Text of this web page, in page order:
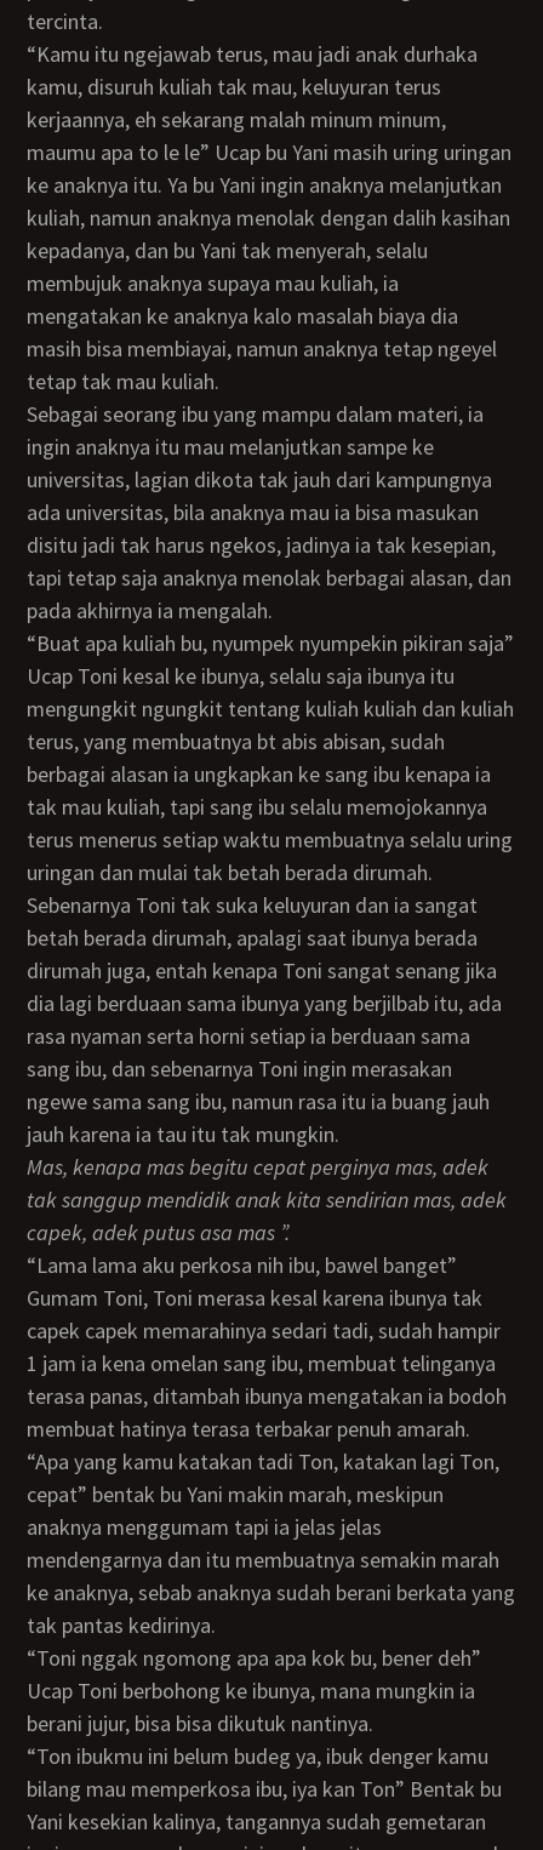
tercinta.
“Kamu itu ngejawab terus, mau jadi anak durhaka
kamu, disuruh kuliah tak mau, keluyuran terus
kerjaannya, eh sekarang malah minum minum,
maumu apa to le le” Ucap bu Yani masih uring uringan
ke anaknya itu. Ya bu Yani ingin anaknya melanjutkan
kuliah, namun anaknya menolak dengan dalih kasihan
kepadanya, dan bu Yani tak menyerah, selalu
membujuk anaknya supaya mau kuliah, ia
mengatakan ke anaknya kalo masalah biaya dia
masih bisa membiayai, namun anaknya tetap ngeyel
tetap tak mau kuliah.
Sebagai seorang ibu yang mampu dalam materi, ia
ingin anaknya itu mau melanjutkan sampe ke
universitas, lagian dikota tak jauh dari kampungnya
ada universitas, bila anaknya mau ia bisa masukan
disitu jadi tak harus ngekos, jadinya ia tak kesepian,
tapi tetap saja anaknya menolak berbagai alasan, dan
pada akhirnya ia mengalah.
“Buat apa kuliah bu, nyumpek nyumpekin pikiran saja”
Ucap Toni kesal ke ibunya, selalu saja ibunya itu
mengungkit ngungkit tentang kuliah kuliah dan kuliah
terus, yang membuatnya bt abis abisan, sudah
berbagai alasan ia ungkapkan ke sang ibu kenapa ia
tak mau kuliah, tapi sang ibu selalu memojokannya
terus menerus setiap waktu membuatnya selalu uring
uringan dan mulai tak betah berada dirumah.
Sebenarnya Toni tak suka keluyuran dan ia sangat
betah berada dirumah, apalagi saat ibunya berada
dirumah juga, entah kenapa Toni sangat senang jika
dia lagi berduaan sama ibunya yang berjilbab itu, ada
rasa nyaman serta horni setiap ia berduaan sama
sang ibu, dan sebenarnya Toni ingin merasakan
ngewe sama sang ibu, namun rasa itu ia buang jauh
jauh karena ia tau itu tak mungkin.
Mas, kenapa mas begitu cepat perginya mas, adek
tak sanggup mendidik anak kita sendirian mas, adek
capek, adek putus asa mas ”.
“Lama lama aku perkosa nih ibu, bawel banget”
Gumam Toni, Toni merasa kesal karena ibunya tak
capek capek memarahinya sedari tadi, sudah hampir
1 jam ia kena omelan sang ibu, membuat telinganya
terasa panas, ditambah ibunya mengatakan ia bodoh
membuat hatinya terasa terbakar penuh amarah.
“Apa yang kamu katakan tadi Ton, katakan lagi Ton,
cepat” bentak bu Yani makin marah, meskipun
anaknya menggumam tapi ia jelas jelas
mendengarnya dan itu membuatnya semakin marah
ke anaknya, sebab anaknya sudah berani berkata yang
tak pantas kedirinya.
“Toni nggak ngomong apa apa kok bu, bener deh”
Ucap Toni berbohong ke ibunya, mana mungkin ia
berani jujur, bisa bisa dikutuk nantinya.
“Ton ibukmu ini belum budeg ya, ibuk denger kamu
bilang mau memperkosa ibu, iya kan Ton” Bentak bu
Yani kesekian kalinya, tangannya sudah gemetaran